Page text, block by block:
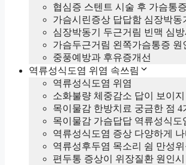
협심증 스텐트 시술 후 가슴통
가슴시린증상 답답함 심장박동
심장박동기 두근거림 빈맥 심
가슴두근거림 왼쪽가슴통증 원
중풍예방과 후유증개선
역류성식도염 위염 속쓰림
역류성식도염 위염
소화불량 체중감소 답이 보이지
목이물감 한방치료 궁금한 점 4
목이물감 가슴답답 역류성식도
역류성식도염 증상 다양하게
역류성후두염 목소리 쉼 만성
편두통 증상이 위장질환 원인시